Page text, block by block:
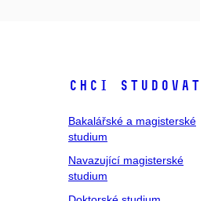
Chci studovat
Bakalářské a magisterské
studium
Navazující magisterské
studium